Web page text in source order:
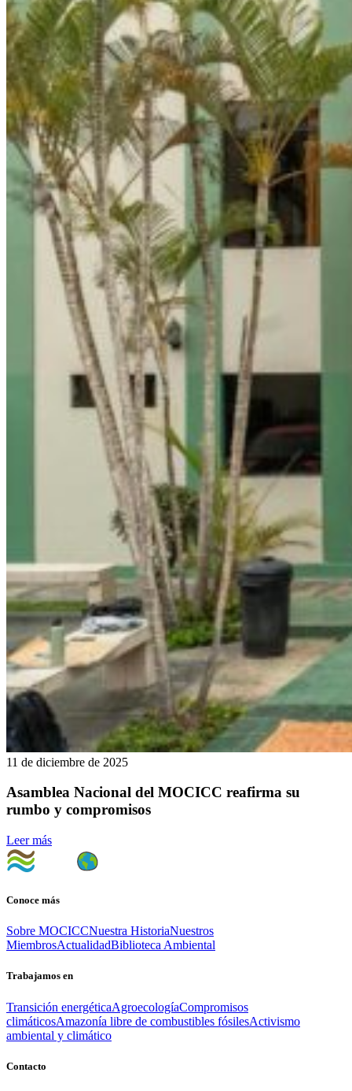
11 de diciembre de 2025
Asamblea Nacional del MOCICC reafirma su
rumbo y compromisos
Leer más
Conoce más
Sobre MOCICCNuestra HistoriaNuestros
MiembrosActualidadBiblioteca Ambiental
Trabajamos en
Transición energéticaAgroecologíaCompromisos
climáticosAmazonía libre de combustibles fósilesActivismo
ambiental y climático
Contacto